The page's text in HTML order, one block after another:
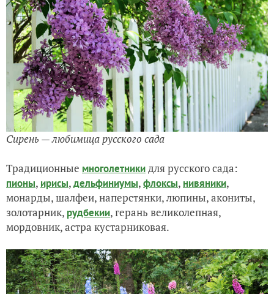
Сирень — любимица русского сада
Традиционные многолетникидля русского сада:
пионы, ирисы,дельфиниумы,флоксы, нивяники,
монарды, шалфеи, наперстянки, люпины, акониты,
золотарник, рудбекии, герань великолепная,
мордовник, астра кустарниковая.